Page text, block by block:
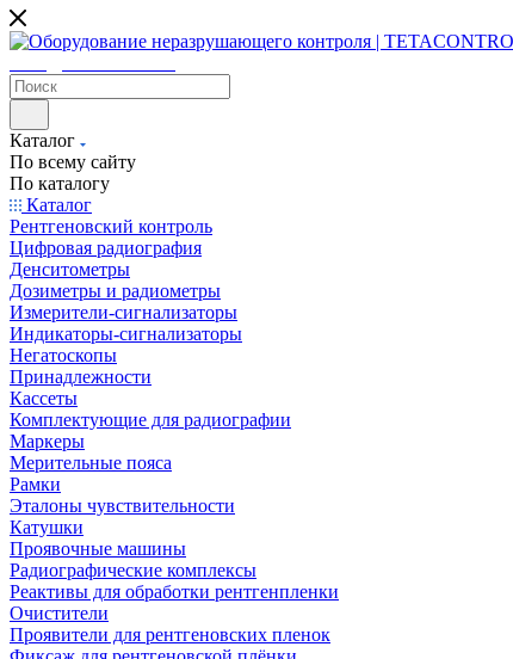
Каталог
По всему сайту
По каталогу
Каталог
Рентгеновский контроль
Цифровая радиография
Денситометры
Дозиметры и радиометры
Измерители-сигнализаторы
Индикаторы-сигнализаторы
Негатоскопы
Принадлежности
Кассеты
Комплектующие для радиографии
Маркеры
Мерительные пояса
Рамки
Эталоны чувствительности
Катушки
Проявочные машины
Радиографические комплексы
Реактивы для обработки рентгенпленки
Очистители
Проявители для рентгеновских пленок